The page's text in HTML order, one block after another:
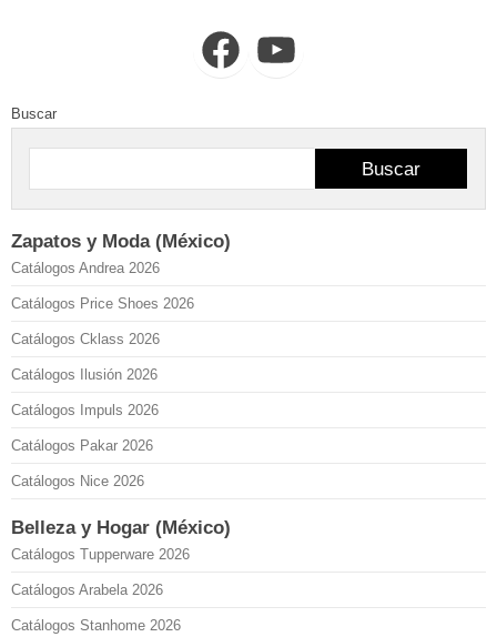
FacebookYouTube
Buscar
Buscar
Zapatos y Moda (México)
Catálogos Andrea 2026
Catálogos Price Shoes 2026
Catálogos Cklass 2026
Catálogos Ilusión 2026
Catálogos Impuls 2026
Catálogos Pakar 2026
Catálogos Nice 2026
Belleza y Hogar (México)
Catálogos Tupperware 2026
Catálogos Arabela 2026
Catálogos Stanhome 2026